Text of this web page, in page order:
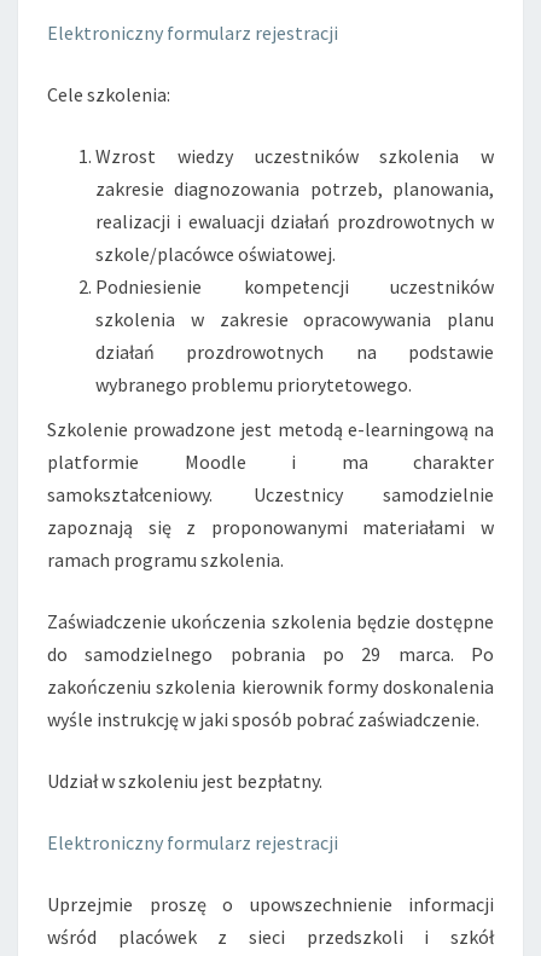
Elektroniczny formularz rejestracji
Cele szkolenia:
Wzrost wiedzy uczestników szkolenia w
zakresie diagnozowania potrzeb, planowania,
realizacji i ewaluacji działań prozdrowotnych w
szkole/placówce oświatowej.
Podniesienie kompetencji uczestników
szkolenia w zakresie opracowywania planu
działań prozdrowotnych na podstawie
wybranego problemu priorytetowego.
Szkolenie prowadzone jest metodą e-learningową na
platformie Moodle i ma charakter
samokształceniowy. Uczestnicy samodzielnie
zapoznają się z proponowanymi materiałami w
ramach programu szkolenia.
Zaświadczenie ukończenia szkolenia będzie dostępne
do samodzielnego pobrania po 29 marca. Po
zakończeniu szkolenia kierownik formy doskonalenia
wyśle instrukcję w jaki sposób pobrać zaświadczenie.
Udział w szkoleniu jest bezpłatny.
Elektroniczny formularz rejestracji
Uprzejmie proszę o upowszechnienie informacji
wśród placówek z sieci przedszkoli i szkół